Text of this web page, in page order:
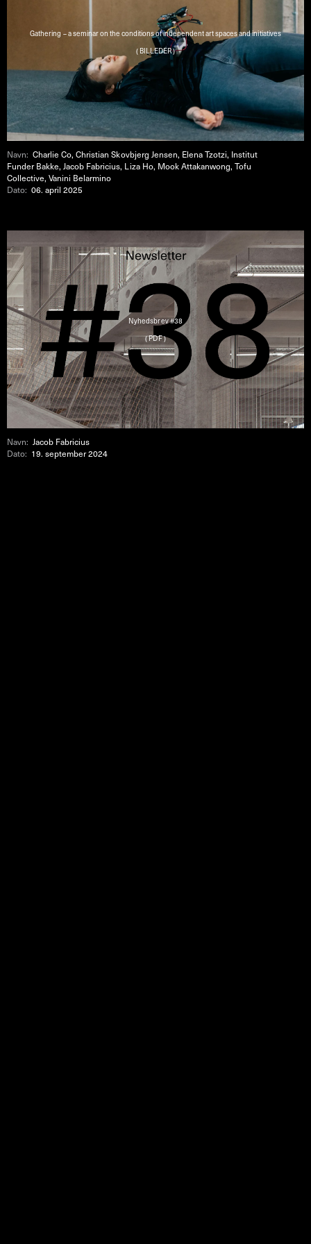
Gathering – a seminar on the conditions of independent art spaces and initiatives
( BILLEDER )
Navn:Charlie Co, Christian Skovbjerg Jensen, Elena Tzotzi, Institut
Funder Bakke, Jacob Fabricius, Liza Ho, Mook Attakanwong, Tofu
Collective, Vanini Belarmino
Dato:06. april 2025
Nyhedsbrev #38
( PDF )
Navn:Jacob Fabricius
Dato: 19. september 2024